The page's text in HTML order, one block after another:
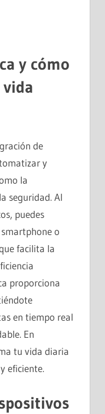
y cómo
de
y
la
seguridad. Al
puedes
o
facilita la
proporciona
en tiempo real
En
tu vida diaria
eficiente.